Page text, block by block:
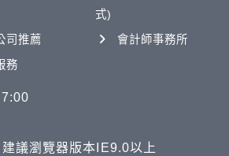
式)
司推薦
會計師事務所
務
議瀏覽器版本IE9.0以上